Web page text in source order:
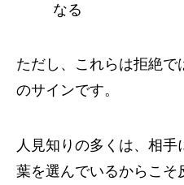
なる
ただし、これらは拒絶
のサインです。
人見知りの多くは、相
葉を選んでいるからこそ